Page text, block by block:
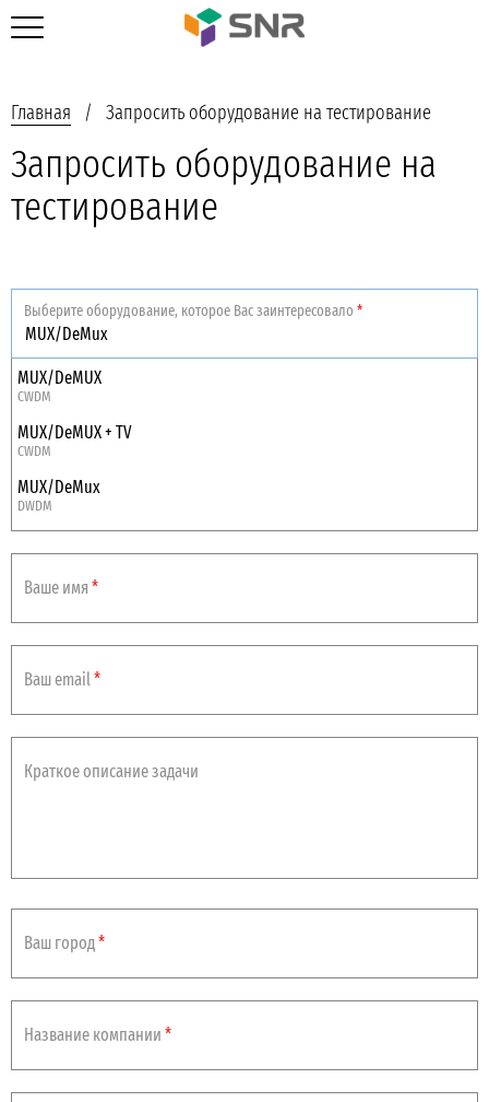
Главная Запросить оборудование на тестирование
Запросить оборудование на
тестирование
Выберите оборудование, которое Вас заинтересовало *
MUX/DeMUX
CWDM
MUX/DeMUX + TV
CWDM
MUX/DeMux
DWDM
Ваше имя *
Ваш email*
Краткое описание задачи
Ваш город*
Название компании *